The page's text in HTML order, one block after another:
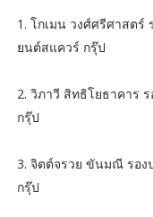
1. โกเมน วงศ์ศรีศาสต
ยนต์สแควร์ กรุ๊ป
2. วิภาวี สิทธิโยธาคาร
กรุ๊ป
3. จิตต์จรวย ขันมณี รอง
กรุ๊ป